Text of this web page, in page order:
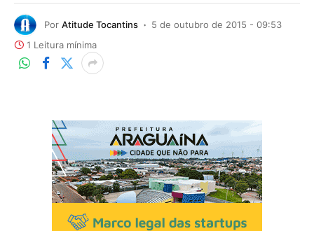
Por Atitude Tocantins
5 de outubro de 2015 - 09:53
1 Leitura mínima